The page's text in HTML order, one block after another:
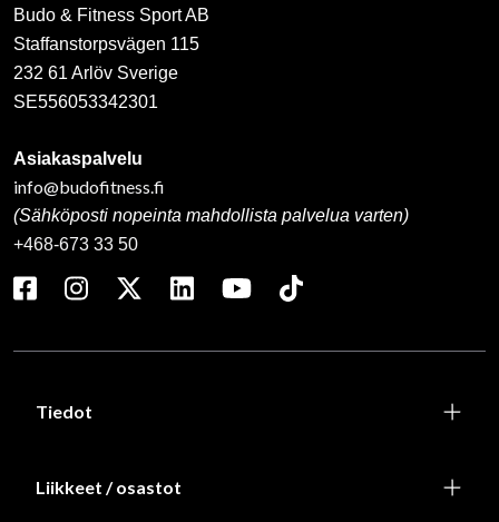
Budo & Fitness Sport AB
Staffanstorpsvägen 115
232 61 Arlöv Sverige
SE556053342301
Asiakaspalvelu
info@budofitness.fi
(Sähköposti nopeinta mahdollista palvelua varten)
+468-673 33 50
Tiedot
Liikkeet / osastot